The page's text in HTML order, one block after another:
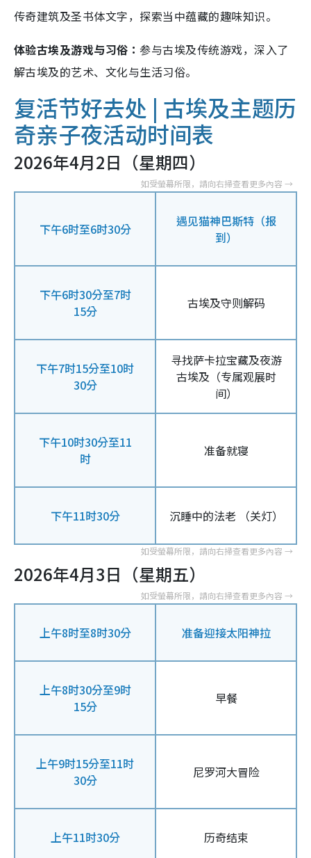
传奇建筑及圣书体文字，探索当中蕴藏的趣味知识。
体验古埃及游戏与习俗：参与古埃及传统游戏，深入了
解古埃及的艺术、文化与生活习俗。
复活节好去处 | 古埃及主题历
奇亲子夜活动时间表
2026年4月2日（星期四）
下午6时至6时30分
遇见猫神巴斯特（报
到）
下午6时30分至7时
15分
古埃及守则解码
下午7时15分至10时
30分
寻找萨卡拉宝藏及夜游
古埃及（专属观展时
间）
下午10时30分至11
时
准备就寝
下午11时30分 沉睡中的法老 （关灯）
2026年4月3日（星期五）
上午8时至8时30分 准备迎接太阳神拉
上午8时30分至9时
15分
早餐
上午9时15分至11时
30分
尼罗河大冒险
上午11时30分 历奇结束